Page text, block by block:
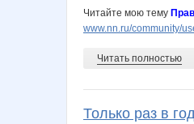
Читайте мою тему
www.nn.ru/community/
Читать полностью
Только раз в